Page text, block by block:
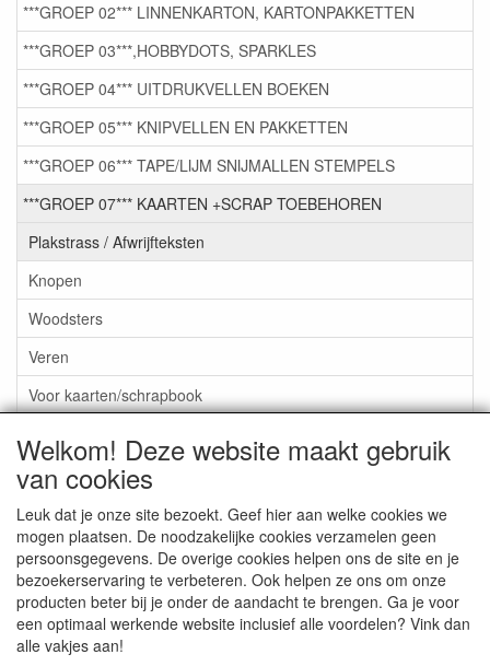
Welkom! Deze website maakt gebruik
van cookies
Leuk dat je onze site bezoekt. Geef hier aan welke cookies we
mogen plaatsen. De noodzakelijke cookies verzamelen geen
persoonsgegevens. De overige cookies helpen ons de site en je
bezoekerservaring te verbeteren. Ook helpen ze ons om onze
producten beter bij je onder de aandacht te brengen. Ga je voor
een optimaal werkende website inclusief alle voordelen? Vink dan
alle vakjes aan!
***GROEP 02*** LINNENKARTON, KARTONPAKKETTEN
***GROEP 03***,HOBBYDOTS, SPARKLES
***GROEP 04*** UITDRUKVELLEN BOEKEN
***GROEP 05*** KNIPVELLEN EN PAKKETTEN
***GROEP 06*** TAPE/LIJM SNIJMALLEN STEMPELS
***GROEP 07*** KAARTEN +SCRAP TOEBEHOREN
Plakstrass / Afwrijfteksten
Knopen
Woodsters
Veren
Voor kaarten/schrapbook
LINT & CHARMS
***GROEP 08*** TEKENEN EN KLEUREN, GELPEN,MARKER
***GROEP 09*** KRALEN EN TOEBEHOREN
***GROEP 10*** WENSKAARTEN MET ENV. €0,75
Service